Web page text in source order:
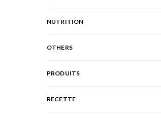
NUTRITION
OTHERS
PRODUITS
RECETTE